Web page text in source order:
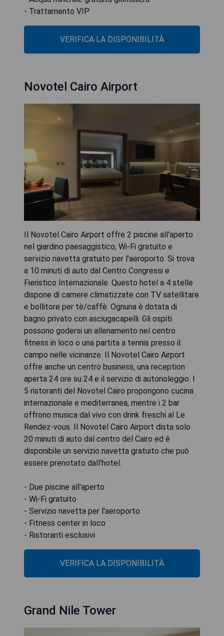
- Trattamento VIP
VERIFICA LA DISPONIBILITÀ
Novotel Cairo Airport
Il Novotel Cairo Airport offre 2 piscine all'aperto
nel giardino paesaggistico, Wi-Fi gratuito e
servizio navetta gratuito per l'aeroporto. Si trova
a 10 minuti di auto dal Centro Congressi e
Fieristico Internazionale. Questo hotel a 4 stelle
dispone di camere climatizzate con TV satellitare
e bollitore per tè/caffè. Ognuna è dotata di
bagno privato con asciugacapelli. Gli ospiti
possono godersi un allenamento nel centro
fitness in loco o una partita a tennis presso il
campo nelle vicinanze. Il Novotel Cairo Airport
offre anche un centro business, una reception
aperta 24 ore su 24 e il servizio di autonoleggio. I
5 ristoranti del Novotel Cairo propongono cucina
internazionale e mediterranea, mentre i 2 bar
offrono musica dal vivo con drink freschi al Le
Rendez-vous. Il Novotel Cairo Airport dista solo
20 minuti di auto dal centro del Cairo ed è
disponibile un servizio navetta gratuito che può
essere prenotato dall'hotel.
- Due piscine all'aperto
- Wi-Fi gratuito
- Servizio navetta per l'aeroporto
- Fitness center in loco
- Ristoranti esclusivi
VERIFICA LA DISPONIBILITÀ
Grand Nile Tower